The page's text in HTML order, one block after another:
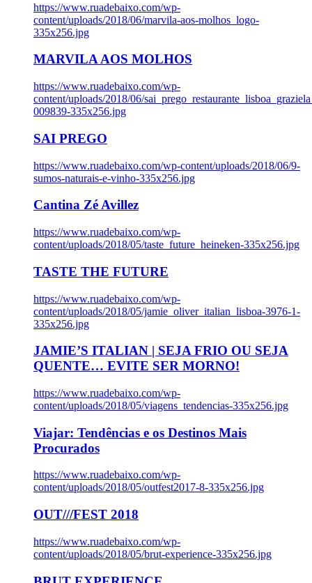
https://www.ruadebaixo.com/wp-
content/uploads/2018/06/marvila-aos-molhos_logo-
335x256.jpg
MARVILA AOS MOLHOS
https://www.ruadebaixo.com/wp-
content/uploads/2018/06/
009839-335x256.jpg
SAI PREGO
https://www.ruadebaixo.com/wp-content/uploads/2018/06/9-
sumos-naturais-e-vinho-335x256.jpg
Cantina Zé Avillez
https://www.ruadebaixo.com/wp-
content/uploads/2018/05/taste_future_heineken-335x256.jpg
TASTE THE FUTURE
https://www.ruadebaixo.com/wp-
content/uploads/2018/05/jamie_oliver_italian_lisboa-3976-1-
335x256.jpg
JAMIE’S ITALIAN | SEJA FRIO OU SEJA
QUENTE… EVITE SER MORNO!
https://www.ruadebaixo.com/wp-
content/uploads/2018/05/viagens_tendencias-335x256.jpg
Viajar: Tendências e os Destinos Mais
Procurados
https://www.ruadebaixo.com/wp-
content/uploads/2018/05/outfest2017-8-335x256.jpg
OUT///FEST 2018
https://www.ruadebaixo.com/wp-
content/uploads/2018/05/brut-experience-335x256.jpg